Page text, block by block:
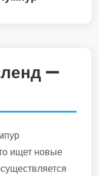
—
ищет новые